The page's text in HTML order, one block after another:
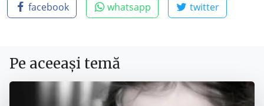
facebook whatsapp twitter
Pe aceeași temă